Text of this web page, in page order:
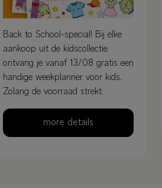
Back to School-special! Bij elke
aankoop uit de kidscollectie
ontvang je vanaf 13/08 gratis een
handige weekplanner voor kids.
Zolang de voorraad strekt.
more details